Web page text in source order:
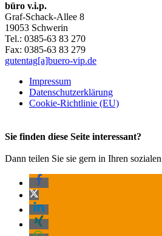
büro v.i.p.
Graf-Schack-Allee 8
19053 Schwerin
Tel.: 0385-63 83 270
Fax: 0385-63 83 279
gutentag[a]buero-vip.de
Impressum
Datenschutz­erklärung
Cookie-Richtlinie (EU)
Sie finden diese Seite interessant?
Dann teilen Sie sie gern in Ihren